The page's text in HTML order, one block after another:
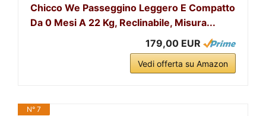
Chicco We Passeggino Leggero E Compatto
Da 0 Mesi A 22 Kg, Reclinabile, Misura...
179,00 EUR
Vedi offerta su Amazon
N° 7